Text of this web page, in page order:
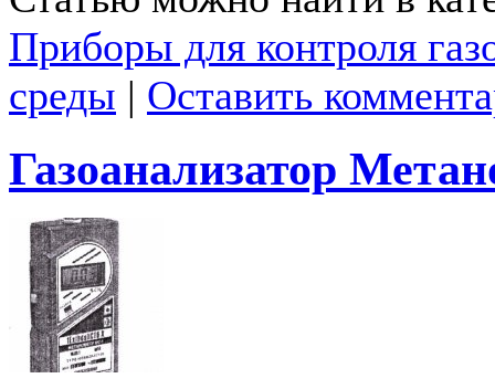
Приборы для контроля
среды | Оставить
Газоанализатор